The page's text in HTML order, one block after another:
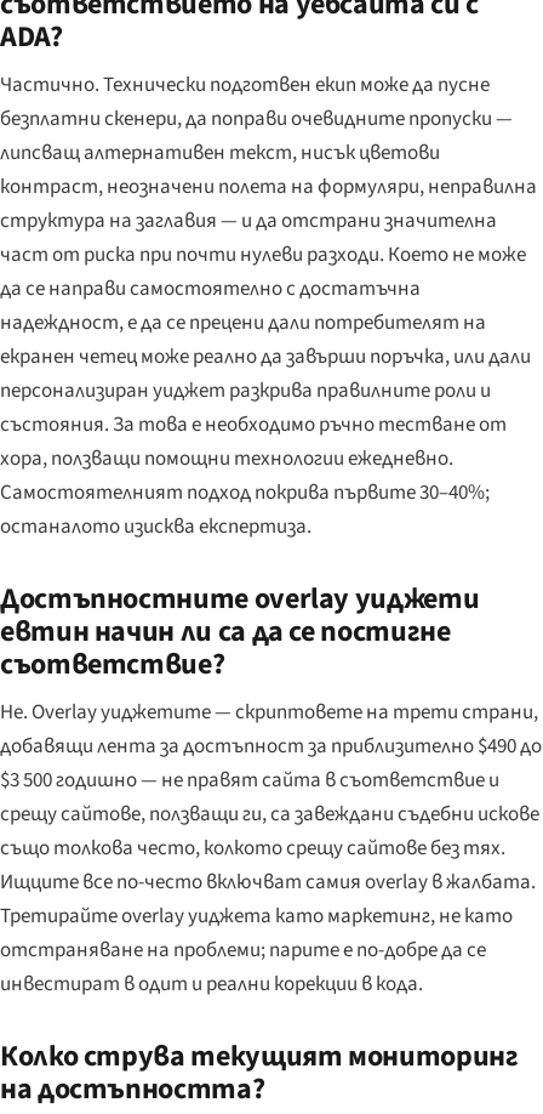
ADA?
Частично. Технически подготвен екип може да пусне
безплатни скенери, да поправи очевидните пропуски —
липсващ алтернативен текст, нисък цветови
контраст, неозначени полета на формуляри, неправилна
структура на заглавия — и да отстрани значителна
част от риска при почти нулеви разходи. Което не може
да се направи самостоятелно с достатъчна
надеждност, е да се прецени дали потребителят на
екранен четец може реално да завърши поръчка, или дали
персонализиран уиджет разкрива правилните роли и
състояния. За това е необходимо ръчно тестване от
хора, ползващи помощни технологии ежедневно.
Самостоятелният подход покрива първите 30–40%;
останалото изисква експертиза.
Достъпностните overlay уиджети
евтин начин ли са да се постигне
съответствие?
Не. Overlay уиджетите — скриптовете на трети страни,
добавящи лента за достъпност за приблизително $490 до
$3 500 годишно — не правят сайта в съответствие и
срещу сайтове, ползващи ги, са завеждани съдебни искове
също толкова често, колкото срещу сайтове без тях.
Ищците все по-често включват самия overlay в жалбата.
Третирайте overlay уиджета като маркетинг, не като
отстраняване на проблеми; парите е по-добре да се
инвестират в одит и реални корекции в кода.
Колко струва текущият мониторинг
на достъпността?